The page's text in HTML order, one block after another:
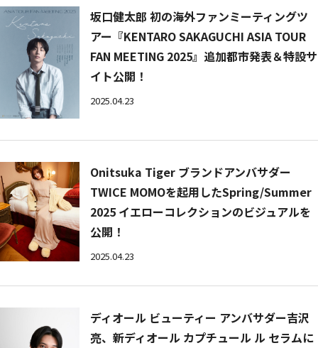
坂口健太郎 初の海外ファンミーティングツ
アー『KENTARO SAKAGUCHI ASIA TOUR
FAN MEETING 2025』追加都市発表＆特設サ
イト公開！
2025.04.23
Onitsuka Tiger ブランドアンバサダー
TWICE MOMOを起用したSpring/Summer
2025 イエローコレクションのビジュアルを
公開！
2025.04.23
ディオール ビューティー アンバサダー吉沢
亮、新ディオール カプチュール ル セラムに